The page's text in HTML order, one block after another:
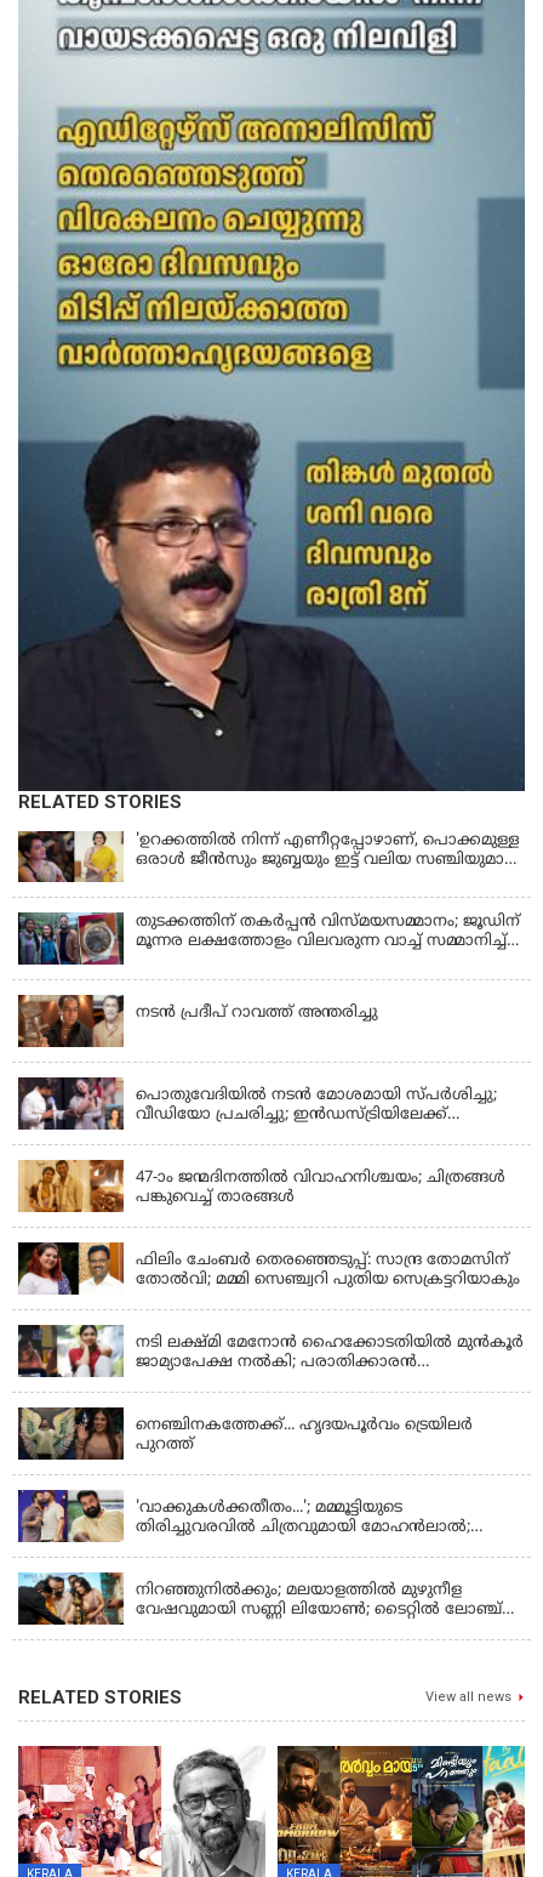
RELATED STORIES
'ഉറക്കത്തിൽ നിന്ന് എണീറ്റപ്പോഴാണ്, പൊക്കമുള്ള
ഒരാൾ ജീൻസും ജുബ്ബയും ഇട്ട് വലിയ സഞ്ചിയുമായി
മരിച്ചുപോയെന്ന് പറഞ്ഞു; ആത്മാക്കളെ കണ്ടിട്ടു
ഉണ്ടെന്ന് നടി ലെന
തുടക്കത്തിന് തകർപ്പൻ വിസ്മയസമ്മാനം; ജൂഡിന്
മൂന്നര ലക്ഷത്തോളം വിലവരുന്ന വാച്ച് സമ്മാനിച്ച്
നടൻ പ്രദീപ് റാവത്ത് അന്തരിച്ചു
പൊതുവേദിയില്‍ നടന്‍ മോശമായി സ്പര്‍ശിച്ചു;
വീഡിയോ പ്രചരിച്ചു; ഇന്‍ഡസ്ട്രിയിലേക്ക്
47-ാം ജന്മദിനത്തിൽ വിവാഹനിശ്ചയം; ചിത്രങ്ങള്‍
പങ്കുവെച്ച് താരങ്ങൾ
ഫിലിം ചേംബർ തെരഞ്ഞെടുപ്പ്: സാന്ദ്ര തോമസിന്
തോൽവി; മമ്മി സെഞ്ച്വറി പുതിയ സെക്രട്ടറിയാകും
നടി ലക്ഷ്മി മേനോൻ ഹൈക്കോടതിയിൽ മുൻ‌കൂർ
ജാമ്യാപേക്ഷ നൽകി; പരാതിക്കാരൻ
നെഞ്ചിനകത്തേക്ക്... ഹൃദയപൂര്‍വം ട്രെയിലര്‍
പുറത്ത്
'വാക്കുകള്‍ക്കതീതം...'; മമ്മൂട്ടിയുടെ
തിരിച്ചുവരവില്‍ ചിത്രവുമായി മോഹന്‍ലാല്‍;
നിറഞ്ഞുനിൽക്കും; മലയാളത്തിൽ മുഴുനീള
വേഷവുമായി സണ്ണി ലിയോൺ; ടൈറ്റിൽ ലോഞ്ച്
RELATED STORIES View all news